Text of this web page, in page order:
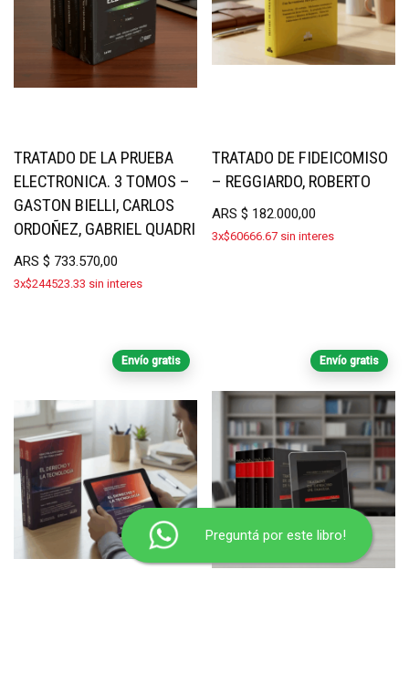
TRATADO DE LA PRUEBA
ELECTRONICA. 3 TOMOS –
GASTON BIELLI, CARLOS
ORDOÑEZ, GABRIEL QUADRI
ARS $ 733.570,00
3x$244523.33 sin interes
TRATADO DE FIDEICOMISO
– REGGIARDO, ROBERTO
ARS$ 182.000,00
3x$60666.67 sin interes
Envío gratis Envío gratis
Preguntá por este libro!